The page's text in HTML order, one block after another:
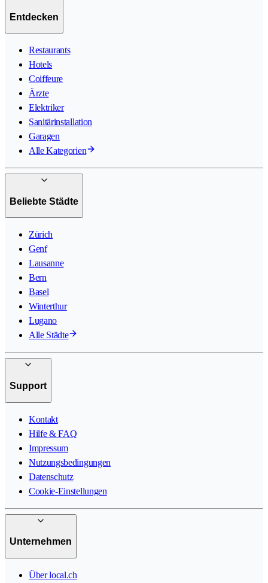
Entdecken
Restaurants
Hotels
Coiffeure
Ärzte
Elektriker
Sanitärinstallation
Garagen
Alle Kategorien
Beliebte Städte
Zürich
Genf
Lausanne
Bern
Basel
Winterthur
Lugano
Alle Städte
Support
Kontakt
Hilfe & FAQ
Impressum
Nutzungsbedingungen
Datenschutz
Cookie-Einstellungen
Unternehmen
Über local.ch